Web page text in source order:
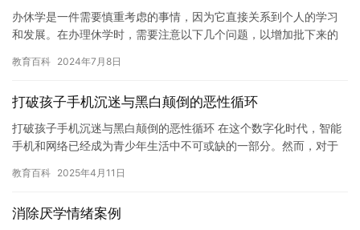
办休学是一件需要慎重考虑的事情，因为它直接关系到个人的学习
和发展。在办理休学时，需要注意以下几个问题，以增加批下来的
所…
教育百科 2024年7月8日
打破孩子手机沉迷与黑白颠倒的恶性循环
打破孩子手机沉迷与黑白颠倒的恶性循环 在这个数字化时代，智能
手机和网络已经成为青少年生活中不可或缺的一部分。然而，对于
绩，还…
教育百科 2025年4月11日
消除厌学情绪案例